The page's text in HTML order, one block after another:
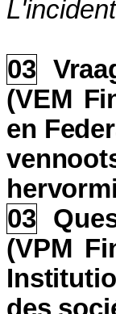
03
(VEM
en
03
(VPM